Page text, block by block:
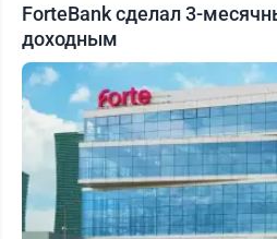
ForteBank сделал 3-
доходным